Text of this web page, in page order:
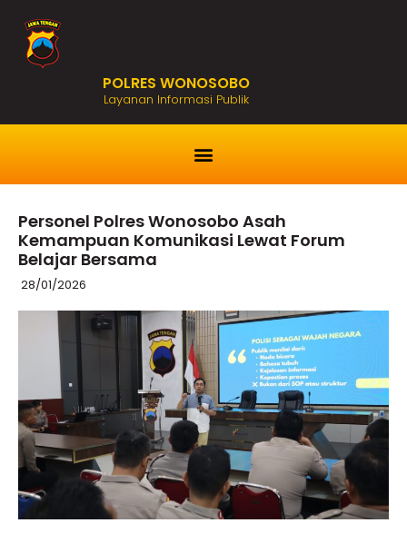
POLRES WONOSOBO
Layanan Informasi Publik
Personel Polres Wonosobo Asah
Kemampuan Komunikasi Lewat Forum
Belajar Bersama
28/01/2026